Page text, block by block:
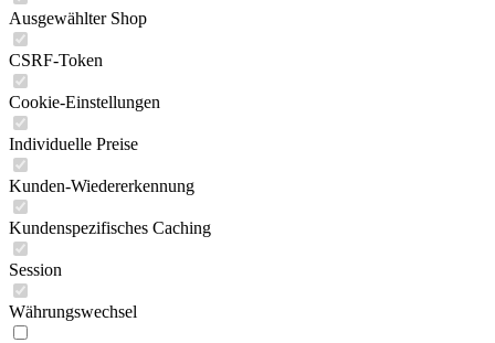
Ausgewählter Shop
CSRF-Token
Cookie-Einstellungen
Individuelle Preise
Kunden-Wiedererkennung
Kundenspezifisches Caching
Session
Währungswechsel